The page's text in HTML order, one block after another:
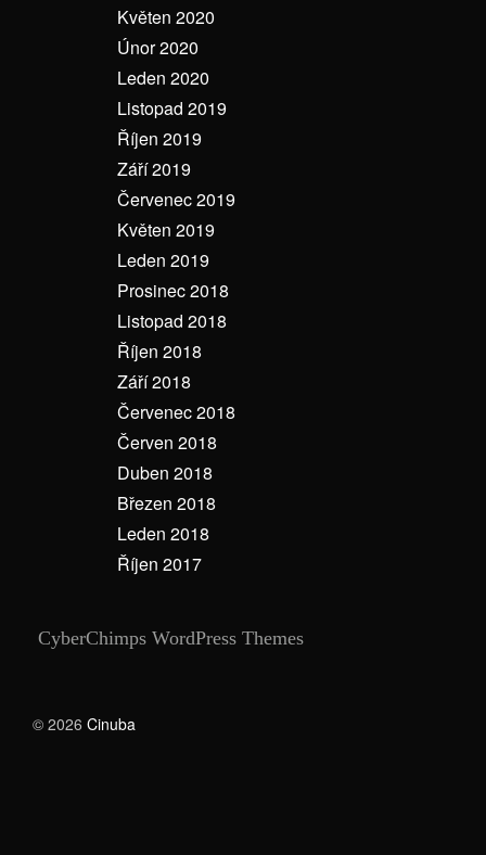
Květen 2020
Únor 2020
Leden 2020
Listopad 2019
Říjen 2019
Září 2019
Červenec 2019
Květen 2019
Leden 2019
Prosinec 2018
Listopad 2018
Říjen 2018
Září 2018
Červenec 2018
Červen 2018
Duben 2018
Březen 2018
Leden 2018
Říjen 2017
CyberChimps WordPress Themes
© 2026 Cinuba